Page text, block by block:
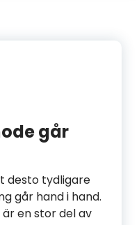
går
desto tydligare
går hand i hand.
en stor del av